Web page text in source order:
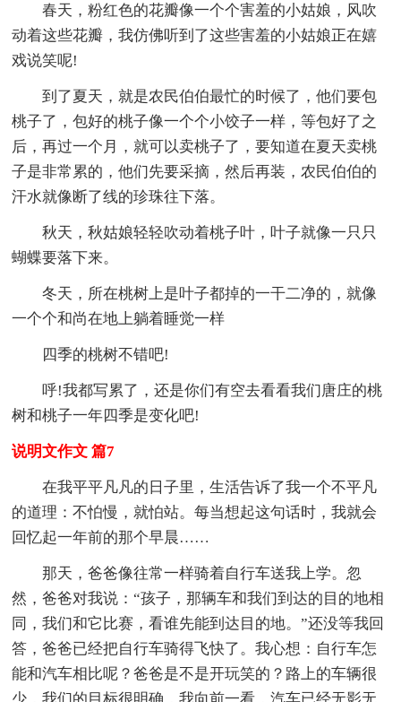
春天，粉红色的花瓣像一个个害羞的小姑娘，风吹
动着这些花瓣，我仿佛听到了这些害羞的小姑娘正在嬉
戏说笑呢!
到了夏天，就是农民伯伯最忙的时候了，他们要包
桃子了，包好的桃子像一个个小饺子一样，等包好了之
后，再过一个月，就可以卖桃子了，要知道在夏天卖桃
子是非常累的，他们先要采摘，然后再装，农民伯伯的
汗水就像断了线的珍珠往下落。
秋天，秋姑娘轻轻吹动着桃子叶，叶子就像一只只
蝴蝶要落下来。
冬天，所在桃树上是叶子都掉的一干二净的，就像
一个个和尚在地上躺着睡觉一样
四季的桃树不错吧!
呼!我都写累了，还是你们有空去看看我们唐庄的桃
树和桃子一年四季是变化吧!
说明文作文 篇7
在我平平凡凡的日子里，生活告诉了我一个不平凡
的道理：不怕慢，就怕站。每当想起这句话时，我就会
回忆起一年前的那个早晨……
那天，爸爸像往常一样骑着自行车送我上学。忽
然，爸爸对我说：“孩子，那辆车和我们到达的目的地相
同，我们和它比赛，看谁先能到达目的地。”还没等我回
答，爸爸已经把自行车骑得飞快了。我心想：自行车怎
能和汽车相比呢？爸爸是不是开玩笑的？路上的车辆很